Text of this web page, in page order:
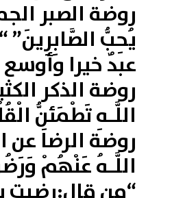
روضة الصبر
يُحِبُّ الصَّابِرِينَ”
عبدٌ خيرا
روضة الذكر
اللَّـهِ تَطْمَئِنُّ
روضة الرضا عن
اللَّـهُ عَنْهُمْ